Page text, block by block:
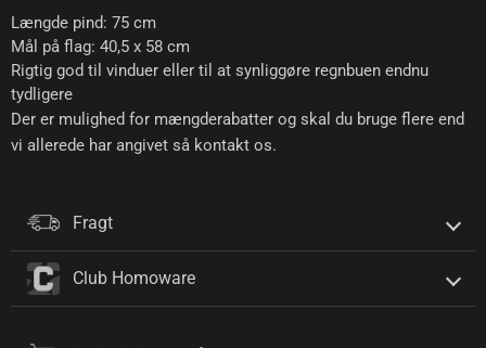
Længde pind: 75 cm
Mål på flag: 40,5 x 58 cm
Rigtig god til vinduer eller til at synliggøre regnbuen endnu
tydligere
Der er mulighed for mængderabatter og skal du bruge flere end
vi allerede har angivet så kontakt os.
Fragt
Club Homoware